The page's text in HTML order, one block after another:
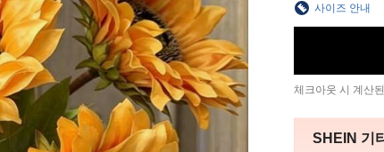
사이즈 안내
체크아웃 시 계산
SHEIN 기